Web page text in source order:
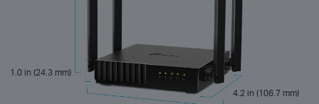
1.0 in (24.3 mm)
4.2 in (106.7 mm)